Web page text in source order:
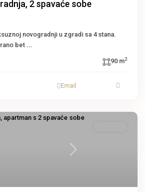
2 spavaće sobe
novogradnji u zgradi sa 4 stana.
bet ...
90 m2
Email
Next